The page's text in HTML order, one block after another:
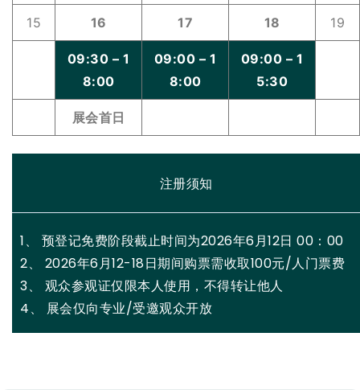
15 16 17 18 19
09:30 – 1
8:00
09:00 – 1
8:00
09:00 – 1
5:30
展会首日
注册须知
1、 预登记免费阶段截止时间为2026年6月12日 00：00
2、 2026年6月12-18日期间购票需收取100元/人门票费
3、 观众参观证仅限本人使用，不得转让他人
4、 展会仅向专业/受邀观众开放